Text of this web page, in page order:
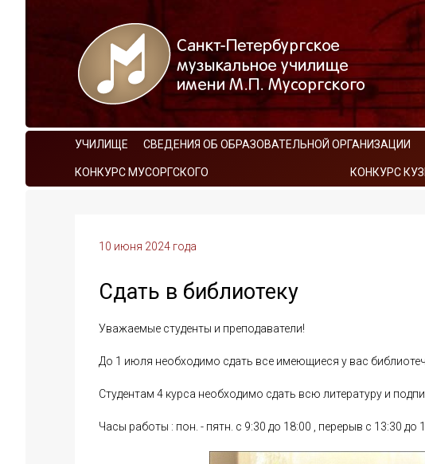
УЧИЛИЩЕ СВЕДЕНИЯ ОБ ОБРАЗОВАТЕЛЬНОЙ ОРГАНИЗАЦИИ
КОНКУРС МУСОРГСКОГО КОНКУРС
10 июня 2024 года
Сдать в библиотеку
Уважаемые студенты и преподаватели!
До 1 июля необходимо сдать все имеющиеся у вас
Студентам 4 курса необходимо сдать всю литературу и
Часы работы : пон. - пятн. с 9:30 до 18:00 , перерыв с 13:30 до